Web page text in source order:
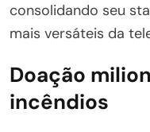
consolidando seu
mais versáteis da
Doação
incêndios